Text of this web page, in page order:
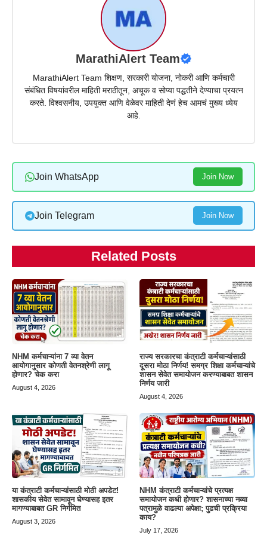
MarathiAlert Team
MarathiAlert Team शिक्षण, सरकारी योजना, नोकरी आणि कर्मचारी
संबंधित विषयांवरील माहिती मराठीतून, अचूक व सोप्या पद्धतीने देण्याचा प्रयत्न
करते. विश्वसनीय, उपयुक्त आणि वेळेवर माहिती देणं हेच आमचं मुख्य ध्येय
आहे.
Join WhatsApp Join Now
Join Telegram Join Now
Related Posts
NHM कर्मचाऱ्यांना 7 व्या वेतन
आयोगानुसार कोणती वेतनश्रेणी लागू
होणार? चेक करा
August 4, 2026
राज्य सरकारचा कंत्राटी कर्मचाऱ्यांसाठी
दूसरा मोठा निर्णय! समग्र शिक्षा कर्मचाऱ्यांचे
शासन सेवेत समायोजन करण्याबाबत शासन
निर्णय जारी
August 4, 2026
या कंत्राटी कर्मचाऱ्यांसाठी मोठी अपडेट!
शासकीय सेवेत सामावून घेण्यासह इतर
मागण्याबाबत GR निर्गमित
August 3, 2026
NHM कंत्राटी कर्मचाऱ्यांचे प्रत्यक्ष
समायोजन कधी होणार? शासनाच्या नव्या
पत्रामुळे वाढल्या अपेक्षा; पुढची प्रक्रिया
काय?
July 17, 2026